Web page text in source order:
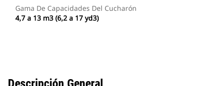
Gama De Capacidades Del Cucharón
4,7 a 13 m3 (6,2 a 17 yd3)